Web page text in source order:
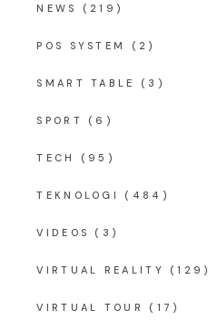
NEWS (219)
POS SYSTEM (2)
SMART TABLE (3)
SPORT (6)
TECH (95)
TEKNOLOGI (484)
VIDEOS (3)
VIRTUAL REALITY (129)
VIRTUAL TOUR (17)